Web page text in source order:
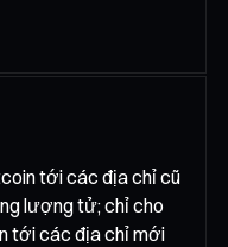
tới các địa chỉ cũ
lượng tử; chỉ cho
tới các địa chỉ mới